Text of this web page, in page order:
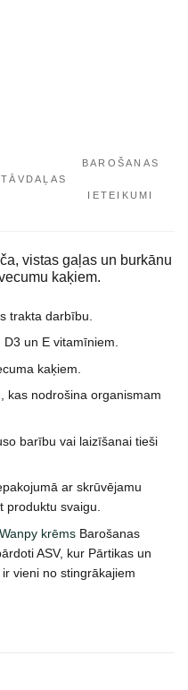
BAROŠANAS
IETEIKUMI
vistas gaļas un burkānu
kaķiem.
trakta darbību.
un E vitamīniem.
kaķiem.
kas nodrošina organismam
barību vai laizīšanai tieši
ar skrūvējamu
produktu svaigu.
Wanpy krēmsBarošanas
ASV, kur Pārtikas un
vieni no stingrākajiem